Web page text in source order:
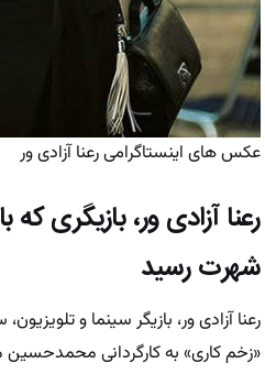
عکس های اینستاگرامی رعنا آزادی ور
رعنا آزادی ور، بازیگری
شهرت رسید
«زخم کاری» به کارگردانی محمدحسین